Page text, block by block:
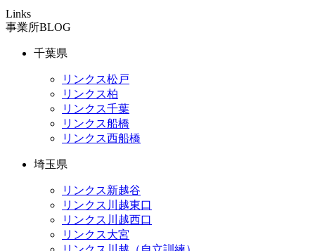
Links
事業所BLOG
千葉県
リンクス松戸
リンクス柏
リンクス千葉
リンクス船橋
リンクス西船橋
埼玉県
リンクス新越谷
リンクス川越東口
リンクス川越西口
リンクス大宮